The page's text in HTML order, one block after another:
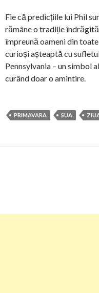
Fie că predicțiile lui Phil
rămâne o tradiție
împreună oameni din
curioși așteaptă cu
Pennsylvania – un simbol
curând doar o amintire.
PRIMAVARA SUA